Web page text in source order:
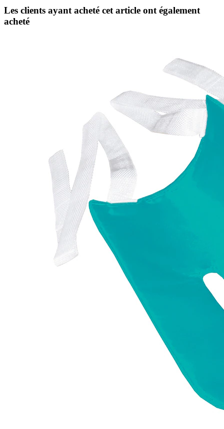
Les clients ayant acheté cet article ont également
acheté